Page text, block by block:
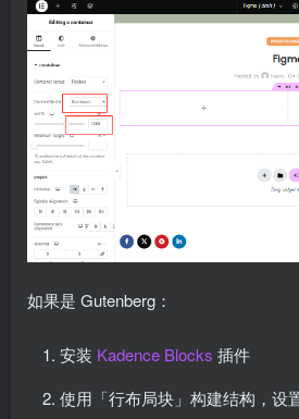
如果是 Gutenberg：
安装 Kadence Blocks 插件
使用「行布局块」构建结构，设